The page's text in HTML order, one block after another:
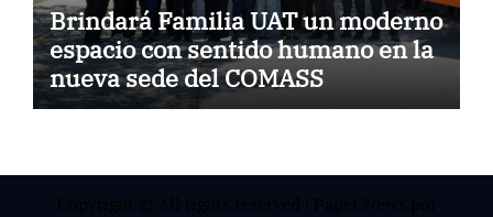
Brindará Familia UAT un moderno
espacio con sentido humano en la
nueva sede del COMASS